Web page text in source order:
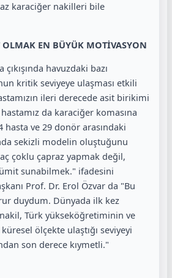
karaciğer nakilleri bile
OLMAK EN BÜYÜK MOTİVASYON
havuzdaki bazı
kritik seviyeye ulaşması etkili
ileri derecede asit birikimi
hastamız da karaciğer komasına
ve 29 donör arasındaki
sekizli modelin oluştuğunu
çoklu çapraz yapmak değil,
sunabilmek." ifadesini
Prof. Dr. Erol Özvar da "Bu
duydum. Dünyada ilk kez
Türk yükseköğretiminin ve
ölçekte ulaştığı seviyeyi
son derece kıymetli."